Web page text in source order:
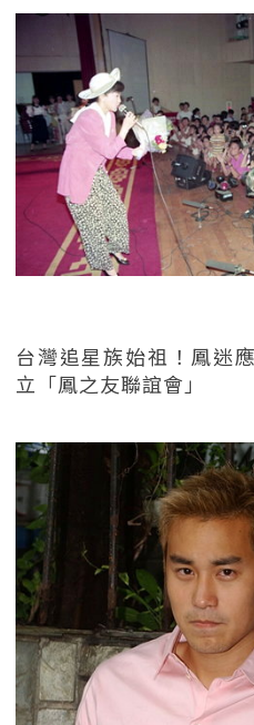
台灣追星族始祖！鳳迷
立「鳳之友聯誼會」